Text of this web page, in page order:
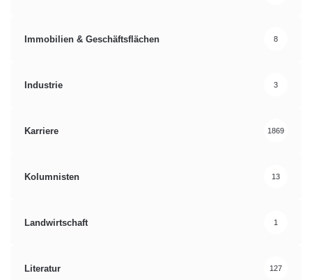
Immobilien & Geschäftsflächen 8
Industrie 3
Karriere 1869
Kolumnisten 13
Landwirtschaft 1
Literatur 127